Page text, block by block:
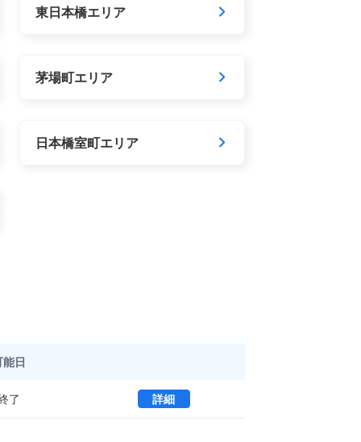
東日本橋エリア
茅場町エリア
日本橋室町エリア
能日
了 詳細京橋山本ビル 8 (201.95㎡) ｜中央